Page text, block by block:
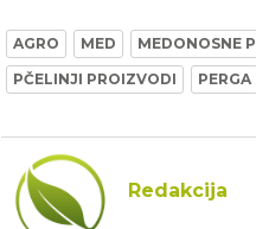
AGRO MED MEDONOSNE
PČELINJI PROIZVODI
PERGA
Redakcija